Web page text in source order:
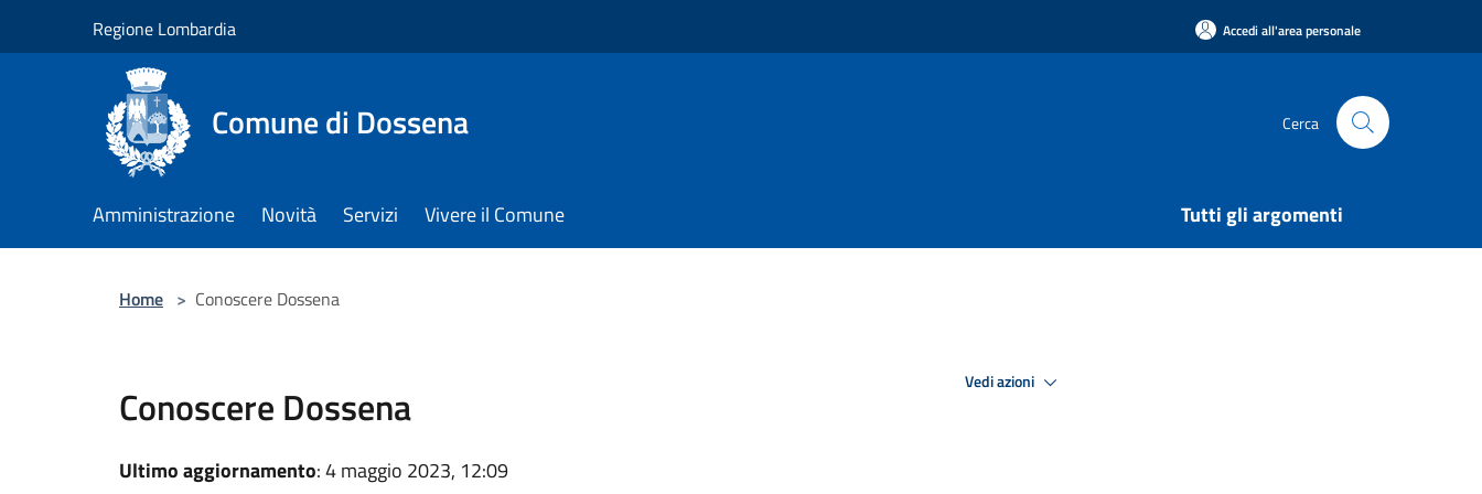
Regione Lombardia Accedi all'area personale
Comune di Dossena Cerca
Amministrazione Novità Servizi Vivere il Comune Tutti gli argomenti
Home > Conoscere Dossena
Conoscere Dossena
Ultimo aggiornamento: 4 maggio 2023, 12:09
Vedi azioni